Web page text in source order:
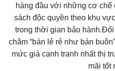
hàng đầu với những cơ chế
sách độc quyền theo khu
trong thời gian bảo
châm “bán lẻ rẻ như bán
mức giá cạnh tranh nhất thị
mãi tốt